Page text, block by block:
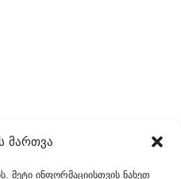
მართვა
მეტი ინფორმაციისთვის ნახეთ